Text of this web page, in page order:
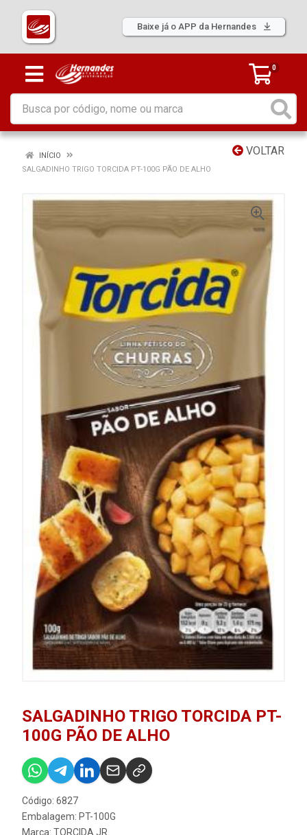
Baixe já o APP da Hernandes
0
VOLTAR
INÍCIO
SALGADINHO TRIGO TORCIDA PT-100G PÃO DE ALHO
SALGADINHO TRIGO TORCIDA PT-
100G PÃO DE ALHO
Código: 6827
Embalagem: PT-100G
Marca: TORCIDA JR.